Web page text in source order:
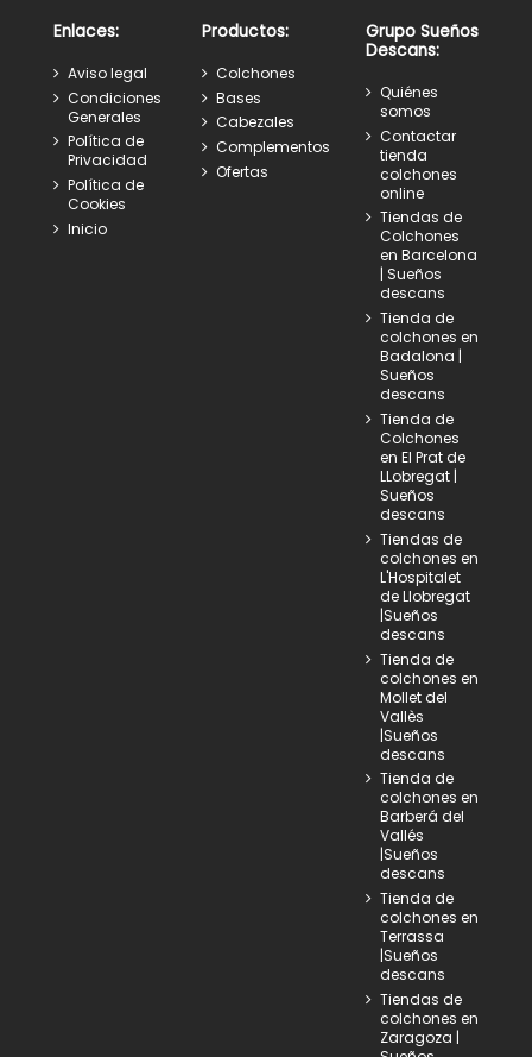
Enlaces:
Aviso legal
Condiciones
Generales
Política de
Privacidad
Política de
Cookies
Inicio
Productos:
Colchones
Bases
Cabezales
Complementos
Ofertas
Grupo Sueños
Descans:
Quiénes
somos
Contactar
tienda
colchones
online
Tiendas de
Colchones
en Barcelona
| Sueños
descans
Tienda de
colchones en
Badalona |
Sueños
descans
Tienda de
Colchones
en El Prat de
LLobregat |
Sueños
descans
Tiendas de
colchones en
L'Hospitalet
de Llobregat
|Sueños
descans
Tienda de
colchones en
Mollet del
Vallès
|Sueños
descans
Tienda de
colchones en
Barberá del
Vallés
|Sueños
descans
Tienda de
colchones en
Terrassa
|Sueños
descans
Tiendas de
colchones en
Zaragoza |